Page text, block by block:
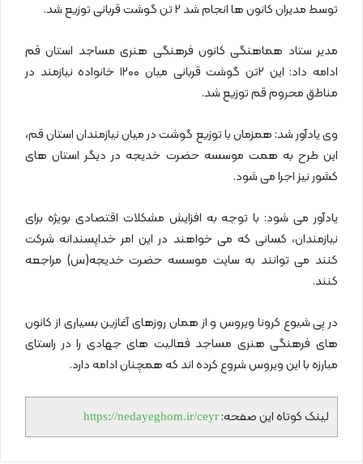
توسط مدیران کانون ها انجام شد ۲ تن گوشت قربانی توزیع شد.
مدیر ستاد هماهنگی کانون فرهنگی هنری مساجد استان قم
ادامه داد: این ۲تن گوشت قربانی میان ۱۲۰۰ خانواده نیازمند در
مناطق محروم قم توزیع شد.
وی یادآور شد: همزمان با توزیع گوشت در میان نیازمندان استان قم،
این طرح به همت موسسه حضرت خدیجه در دیگر استان های
کشور نیز اجرا می شود.
یادآور می شود: با توجه به افزایش مشکلات اقتصادی بویژه برای
نیازمندان، کسانی که می خواهند در این امر خداپسندانه شرکت
کنند می توانند به سایت موسسه حضرت خدیجه(س) مراجعه
کنند.
در پی شیوع کرونا ویروس و از همان روزهای آغازین بسیاری از کانون
های فرهنگی هنری مساجد فعالیت های جهادی را در راستای
مبارزه با این ویروس شروع کرده اند که همچنان ادامه دارد.
لینک کوتاه این صفحه: https://nedayeghom.ir/ceyr